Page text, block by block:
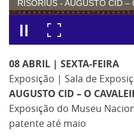
RISORIUS - AUGUSTO CID –
08 ABRIL | SEXTA-FEIRA
Exposição | Sala de
AUGUSTO CID – O
Exposição do Museu
patente até maio